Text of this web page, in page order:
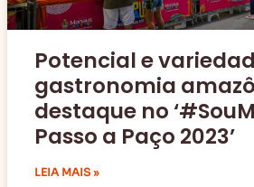
Potencial e
gastronomia
destaque no
Passo a Paço 2023’
LEIA MAIS »